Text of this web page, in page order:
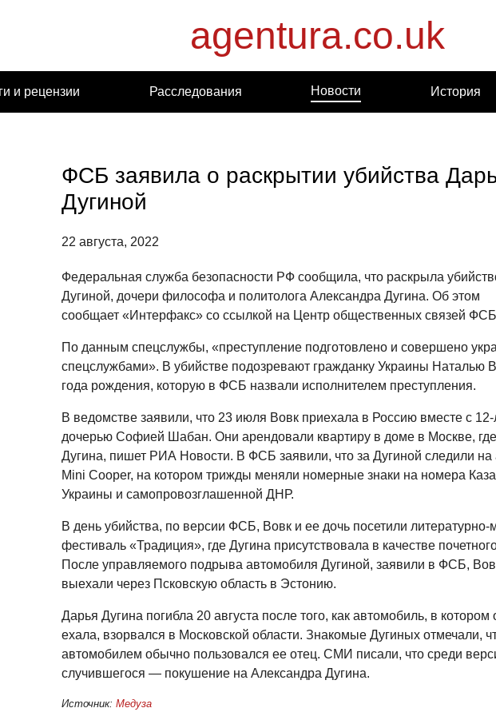
agentura.co.uk
и рецензии Расследования Новости История
ФСБ заявила о раскрытии убийства
Дугиной
22 августа, 2022
Федеральная служба безопасности РФ сообщила, что раскрыла
Дугиной, дочери философа и политолога Александра Дугина. Об этом
сообщает «Интерфакс» со ссылкой на Центр общественных связей
По данным спецслужбы, «преступление подготовлено и совершено
спецслужбами». В убийстве подозревают гражданку Украины Наталью
года рождения, которую в ФСБ назвали исполнителем преступления.
В ведомстве заявили, что 23 июля Вовк приехала в Россию вместе с 12-
дочерью Софией Шабан. Они арендовали квартиру в доме в Москве,
Дугина, пишет РИА Новости. В ФСБ заявили, что за Дугиной следили на
Mini Cooper, на котором трижды меняли номерные знаки на номера
Украины и самопровозглашенной ДНР.
В день убийства, по версии ФСБ, Вовк и ее дочь посетили
фестиваль «Традиция», где Дугина присутствовала в качестве
После управляемого подрыва автомобиля Дугиной, заявили в ФСБ,
выехали через Псковскую область в Эстонию.
Дарья Дугина погибла 20 августа после того, как автомобиль, в котором
ехала, взорвался в Московской области. Знакомые Дугиных отмечали,
автомобилем обычно пользовался ее отец. СМИ писали, что среди
случившегося — покушение на Александра Дугина.
Источник: Медуза